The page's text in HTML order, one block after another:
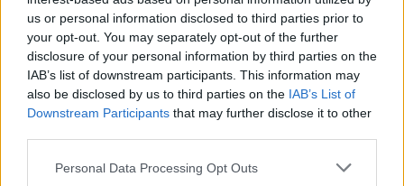
us or personal information disclosed to third parties prior to
your opt-out. You may separately opt-out of the further
disclosure of your personal information by third parties on the
IAB’s list of downstream participants. This information may
also be disclosed by us to third parties on the IAB’s List of
Downstream Participants that may further disclose it to other
Please note that this website/app uses one or more Google
Personal Data Processing Opt Outs
eredetileg a színpadra írt előadás.
A produkció egyediségét az is adja, hogy a Tűzraktér
általunk bejátszott speciális tereit kihasználva
előadásunk egyszerre zárt és szabadtéri. Ezáltal sok
más, nyitott és zárt, egyedi térbe is beilleszthető.
(Például a pozsonyi vendégjátékunk helyszíne a
szlovákiai képzőművész által a darabhoz készített